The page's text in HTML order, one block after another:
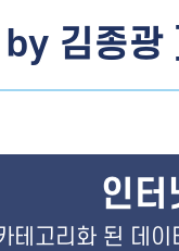
김종광 ]
인터
테고리화 된 데